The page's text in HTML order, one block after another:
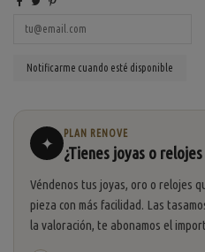
✦
PLAN RENOVE
¿Tienes joyas o
Véndenos tus joyas, oro o relojes
pieza con más facilidad. Las
la valoración, te abonamos el